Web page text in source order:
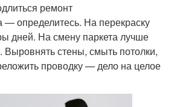
ремонт
— определитесь. На перекраску
дней. На смену паркета лучше
Выровнять стены, смыть потолки,
проводку — дело на целое